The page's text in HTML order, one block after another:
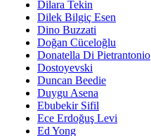
Dilara Tekin
Dilek Bilgiç Esen
Dino Buzzati
Doğan Cüceloğlu
Donatella Di Pietrantonio
Dostoyevski
Duncan Beedie
Duygu Asena
Ebubekir Sifil
Ece Erdoğuş Levi
Ed Yong